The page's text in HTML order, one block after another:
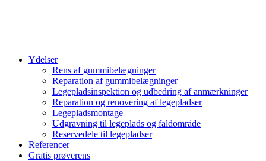
Ydelser
Rens af gummibelægninger
Reparation af gummibelægninger
Legepladsinspektion og udbedring af anmærkninger
Reparation og renovering af legepladser
Legepladsmontage
Udgravning til legeplads og faldområde
Reservedele til legepladser
Referencer
Gratis prøverens